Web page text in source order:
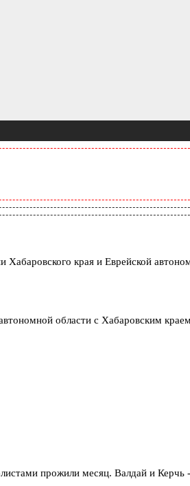
края и Еврейской
области с Хабаровским
прожили месяц. Валдай и